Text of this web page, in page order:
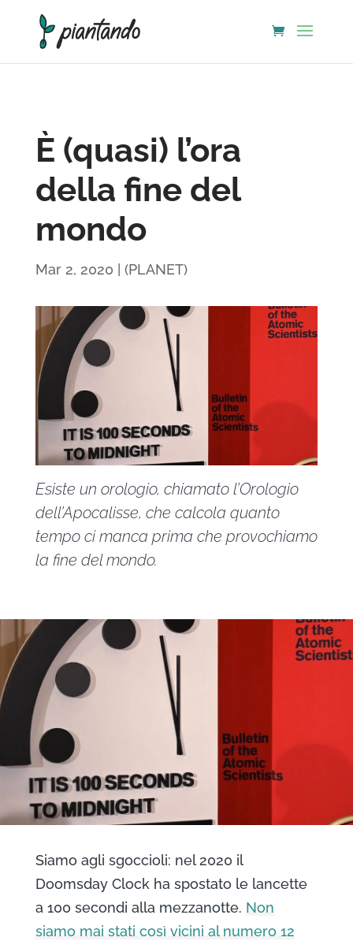
È (quasi) l’ora
della fine del
mondo
Mar 2, 2020 (PLANET)
Esiste un orologio, chiamato l’Orologio
dell’Apocalisse, che calcola quanto
tempo ci manca prima che provochiamo
la fine del mondo.
Siamo agli sgoccioli: nel 2020 il
Doomsday Clock ha spostato le lancette
a 100 secondi alla mezzanotte. Non
siamo mai stati così vicini al numero 12